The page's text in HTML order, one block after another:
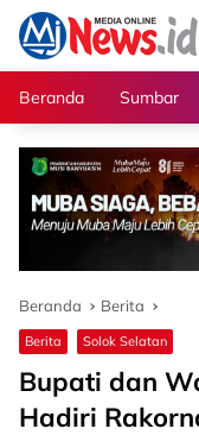
Langsung
konten
Beranda
Sumbar
Beranda Berita
Berita Solok Selatan
Bupati dan
Hadiri